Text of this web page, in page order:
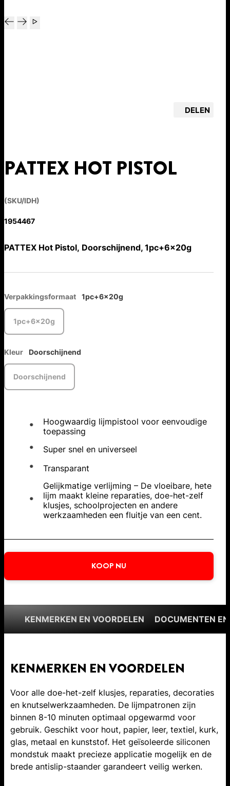
DELEN
PATTEX HOT PISTOL
(SKU/IDH)
1954467
PATTEX Hot Pistol, Doorschijnend, 1pc+6x20g
Verpakkingsformaat 1pc+6x20g
1pc+6x20g
Kleur Doorschijnend
Doorschijnend
Hoogwaardig lijmpistool voor eenvoudige
toepassing
Super snel en universeel
Transparant
Gelijkmatige verlijming – De vloeibare, hete
lijm maakt kleine reparaties, doe-het-zelf
klusjes, schoolprojecten en andere
werkzaamheden een fluitje van een cent.
KOOP NU
KENMERKEN EN VOORDELEN DOCUMENTEN
KENMERKEN EN VOORDELEN
Voor alle doe-het-zelf klusjes, reparaties, decoraties
en knutselwerkzaamheden. De lijmpatronen zijn
binnen 8-10 minuten optimaal opgewarmd voor
gebruik. Geschikt voor hout, papier, leer, textiel, kurk,
glas, metaal en kunststof. Het geïsoleerde siliconen
mondstuk maakt precieze applicatie mogelijk en de
brede antislip-staander garandeert veilig werken.